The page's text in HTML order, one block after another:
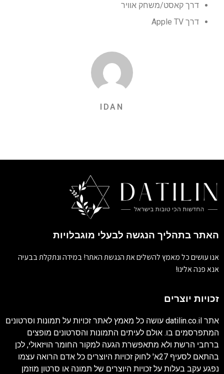
דרך קאסט/משחק אוויר
דרך Apple TV
IDAN
האתר בתהליך הנגשה לבעלי מוגבלויות
אנו עושים כל מאמץ להשלים את הנגשת האתר! במידה ונתקלת בבעיה
אנא פנה אלינו!
זכויות יוצרים
אתר datilin.co.il עושה כל מאמץ לאתר זכויות על תמונות וסרטונים
המתפרסמים בו. אולם לעיתים התמונות והסרטונים מופצים
ברחבי הרשת ולא מתאפשרת הגעה למקור החומר הויזאולי, לכן
בהתאם לסעיף 27א' לחוק זכויות היוצרים כל אדם הרואה עצמו
נפגע עקב בעלות על זכויות היוצרים של תמונה או סרטון מוזמן